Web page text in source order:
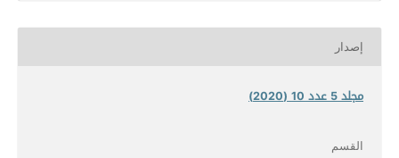
إصدار
مجلد 5 عدد 10 (2020)
القسم